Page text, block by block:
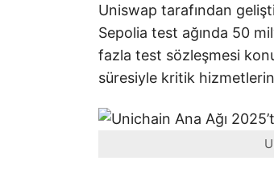
Uniswap tarafından
Sepolia test ağında 50
fazla test sözleşmesi
süresiyle kritik